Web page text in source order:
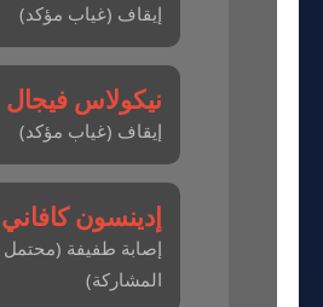
إيقاف (غياب مؤكد)
نيكولاس فيجال
إيقاف (غياب مؤكد)
إدينسون كافاني
إصابة طفيفة (محتمل
المشاركة)